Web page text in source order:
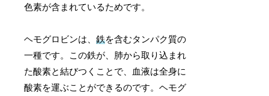
色素が含まれているためです。
ヘモグロビンは、鉄を含むタンパク質の
一種です。この鉄が、肺から取り込まれ
た酸素と結びつくことで、血液は全身に
酸素を運ぶことができるのです。ヘモグ